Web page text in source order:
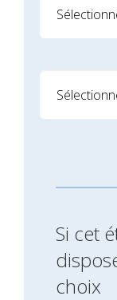
Si cet
choix